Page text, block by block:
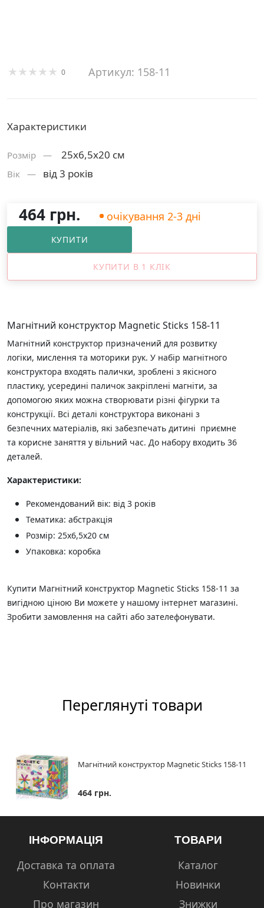
0 Артикул: 158-11
Характеристики
Розмiр — 25х6,5х20 см
Вік — від 3 років
464 грн. очікування 2-3 дні
КУПИТИ
КУПИТИ В 1 КЛІК
Магнітний конструктор Magnetic Sticks 158-11
Магнітний конструктор призначений для розвитку
логіки, мислення та моторики рук. У набір магнітного
конструктора входять палички, зроблені з якісного
пластику, усередині паличок закріплені магніти, за
допомогою яких можна створювати різні фігурки та
конструкції. Всі деталі конструктора виконані з
безпечних матеріалів, які забезпечать дитині приємне
та корисне заняття у вільний час. До набору входить 36
деталей.
Характеристики:
Рекомендований вік: від 3 років
Тематика: абстракція
Розмір: 25х6,5х20 см
Упаковка: коробка
Купити Магнітний конструктор Magnetic Sticks 158-11 за
вигідною ціною Ви можете у нашому інтернет магазині.
Зробити замовлення на сайті або зателефонувати.
Переглянуті товари
Магнітний конструктор Magnetic Sticks 158-11
464 грн.
ІНФОРМАЦІЯ
Доставка та оплата
Контакти
Про магазин
ТОВАРИ
Каталог
Новинки
Знижки